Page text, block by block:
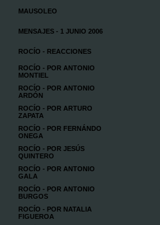
MAUSOLEO
MENSAJES - 1 JUNIO 2006
ROCÍO - REACCIONES
ROCÍO - POR ANTONIO
MONTIEL
ROCÍO - POR ANTONIO
ARDÓN
ROCÍO - POR ARTURO
ZAPATA
ROCÍO - POR FERNÁNDO
ONEGA
ROCÍO - POR JESÚS
QUINTERO
ROCÍO - POR ANTONIO
GALA
ROCÍO - POR ANTONIO
BURGOS
ROCÍO - POR NATALIA
FIGUEROA